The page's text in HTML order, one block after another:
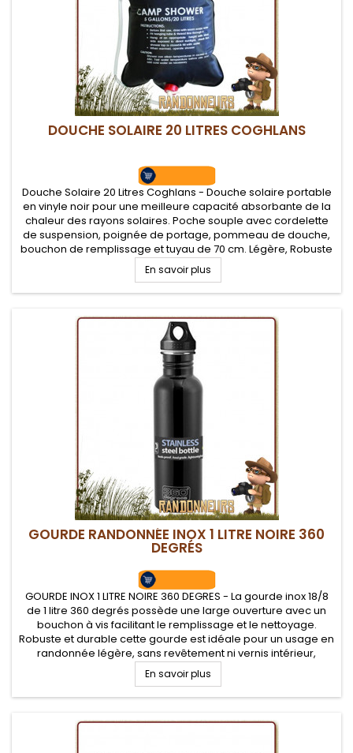
DOUCHE SOLAIRE 20 LITRES COGHLANS
Douche Solaire 20 Litres Coghlans - Douche solaire portable
en vinyle noir pour une meilleure capacité absorbante de la
chaleur des rayons solaires. Poche souple avec cordelette
de suspension, poignée de portage, pommeau de douche,
bouchon de remplissage et tuyau de 70 cm. Légère, Robuste
et facilement pliable
En savoir plus
GOURDE RANDONNÉE INOX 1 LITRE NOIRE 360
DEGRÉS
GOURDE INOX 1 LITRE NOIRE 360 DEGRES - La gourde inox 18/8
de 1 litre 360 degrés possède une large ouverture avec un
bouchon à vis facilitant le remplissage et le nettoyage.
Robuste et durable cette gourde est idéale pour un usage en
randonnée légère, sans revêtement ni vernis intérieur,
garantie sans mauvais goûts ni odeur.
En savoir plus